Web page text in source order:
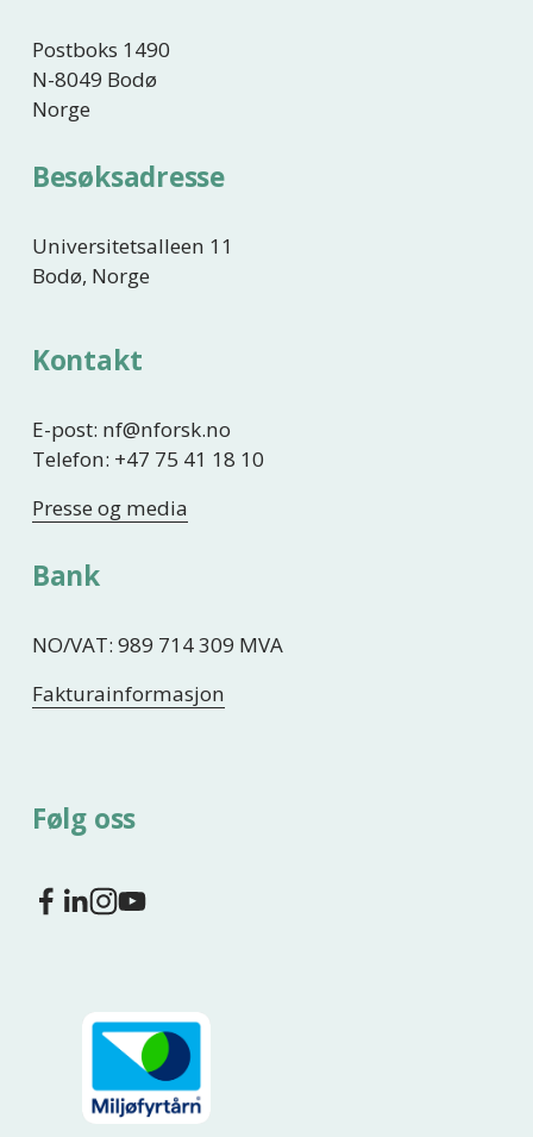
Postboks 1490
N-8049 Bodø
Norge
Besøksadresse
Universitetsalleen 11
Bodø, Norge
Kontakt
E-post: nf@nforsk.no
Telefon: +47 75 41 18 10
Presse og media
Bank
NO/VAT: 989 714 309 MVA
Fakturainformasjon
Følg oss